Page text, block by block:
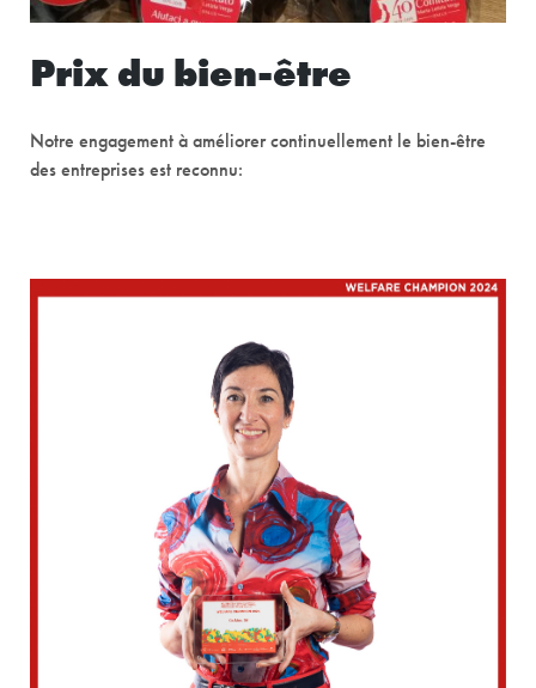
Prix du bien-être
Notre engagement à améliorer continuellement le bien-être
des entreprises est reconnu: